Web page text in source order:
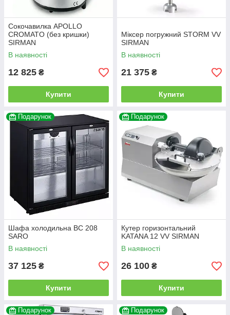
Сокочавилка APOLLO
CROMATO (без кришки)
SIRMAN
В наявності
12 825 ₴
Купити
Міксер погружний STORM VV
SIRMAN
В наявності
21 375 ₴
Купити
Подарунок
Шафа холодильна BC 208
SARO
В наявності
37 125 ₴
Купити
Подарунок
Кутер горизонтальний
KATANA 12 VV SIRMAN
В наявності
26 100 ₴
Купити
Подарунок Подарунок